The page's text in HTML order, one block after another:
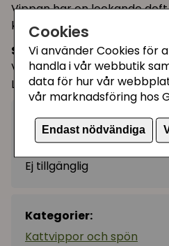
Cookies
Vi använder Cookies för
handla i vår webbutik
data för hur vår
vår marknadsföring hos
Endast nödvändiga
Vippan har en lockande
kattmynta!
Storlek:
Vippskaft: 47 cm
Loops-hänge med boll: ca
99 kr
Ej tillgänglig
Kategorier:
Kattvippor och spön